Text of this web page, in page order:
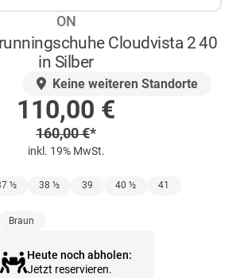
ON
Cloudvista 2 40
in Silber
Keine weiteren Standorte
Sonderpreis
110,00 €
Regulärer Preis
160,00€*
inkl. 19% MwSt.
½ 38 ½ 39 40 ½
41
Braun
Heute noch abholen:
Jetzt reservieren.